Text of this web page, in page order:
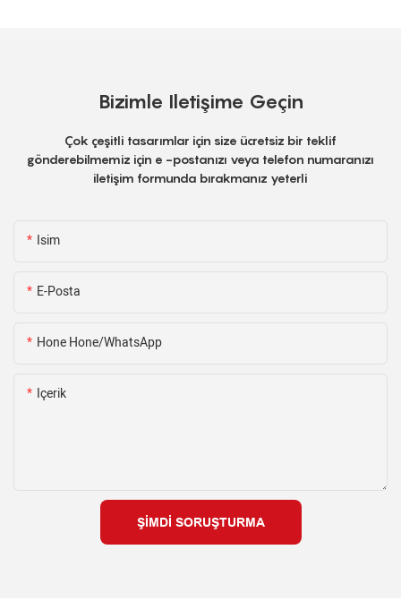
Bizimle Iletişime Geçin
Çok çeşitli tasarımlar için size ücretsiz bir teklif
gönderebilmemiz için e -postanızı veya telefon numaranızı
iletişim formunda bırakmanız yeterli
Isim
E-Posta
Hone Hone/WhatsApp
Içerik
ŞIMDI SORUŞTURMA